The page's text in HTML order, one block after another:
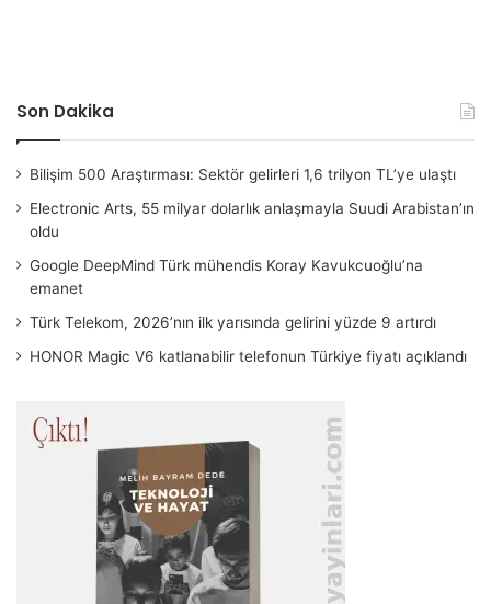
Son Dakika
Bilişim 500 Araştırması: Sektör gelirleri 1,6 trilyon TL’ye ulaştı
Electronic Arts, 55 milyar dolarlık anlaşmayla Suudi Arabistan’ın
oldu
Google DeepMind Türk mühendis Koray Kavukcuoğlu’na
emanet
Türk Telekom, 2026’nın ilk yarısında gelirini yüzde 9 artırdı
HONOR Magic V6 katlanabilir telefonun Türkiye fiyatı açıklandı